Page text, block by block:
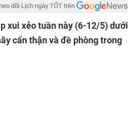
dõi Lịch ngày TỐT trên
xui xẻo tuần này (6-12/5) dưới
cẩn thận và đề phòng trong